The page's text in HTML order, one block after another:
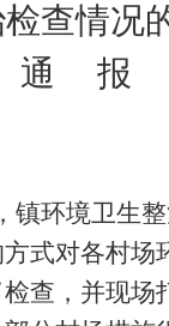
查情况
通
报
镇环境卫生
式对各村场
查，并现场